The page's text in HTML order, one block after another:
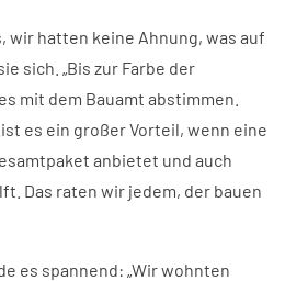
wir hatten keine Ahnung, was auf
sich. „Bis zur Farbe der
mit dem Bauamt abstimmen.
es ein großer Vorteil, wenn eine
anbietet und auch
Das raten wir jedem, der bauen
es spannend: „Wir wohnten